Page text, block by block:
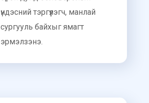
үндэсний тэргүүлэгч, манлай
сургууль байхыг ямагт
эрмэлзэнэ.